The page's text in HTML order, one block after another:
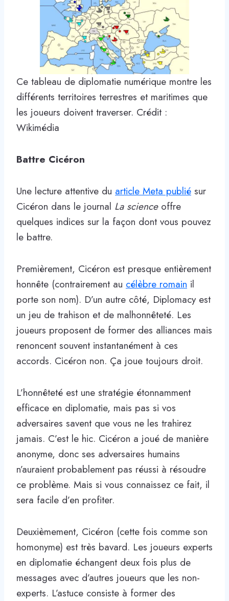
Ce tableau de diplomatie numérique montre les
différents territoires terrestres et maritimes que
les joueurs doivent traverser. Crédit :
Wikimédia
Battre Cicéron
Une lecture attentive du article Meta publié sur
Cicéron dans le journal La scienceoffre
quelques indices sur la façon dont vous pouvez
le battre.
Premièrement, Cicéron est presque entièrement
honnête (contrairement au célèbre romain il
porte son nom). D’un autre côté, Diplomacy est
un jeu de trahison et de malhonnêteté. Les
joueurs proposent de former des alliances mais
renoncent souvent instantanément à ces
accords. Cicéron non. Ça joue toujours droit.
L’honnêteté est une stratégie étonnamment
efficace en diplomatie, mais pas si vos
adversaires savent que vous ne les trahirez
jamais. C’est le hic. Cicéron a joué de manière
anonyme, donc ses adversaires humains
n’auraient probablement pas réussi à résoudre
ce problème. Mais si vous connaissez ce fait, il
sera facile d’en profiter.
Deuxièmement, Cicéron (cette fois comme son
homonyme) est très bavard. Les joueurs experts
en diplomatie échangent deux fois plus de
messages avec d’autres joueurs que les non-
experts. L’astuce consiste à former des